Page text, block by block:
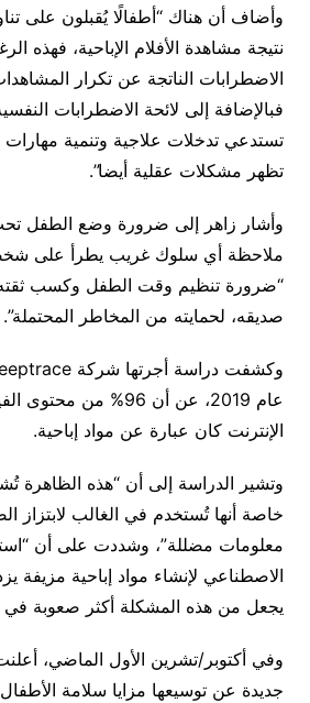
وأضاف أن هناك “أطفالًا يُقبلون على
نتيجة مشاهدة الأفلام الإباحية، فهذه
الاضطرابات الناتجة عن تكرار
فبالإضافة إلى لائحة الاضطرابات
تستدعي تدخلات علاجية وتنمية
تظهر مشكلات عقلية أيضا”.
وأشار زاهر إلى ضرورة وضع الطفل
ملاحظة أي سلوك غريب يطرأ على
“ضرورة تنظيم وقت الطفل وكسب
صديقه، لحمايته من المخاطر المحتملة”.
عام 2019، عن أن 96% من
الإنترنت كان عبارة عن مواد إباحية.
وتشير الدراسة إلى أن “هذه الظاهرة
خاصة أنها تُستخدم في الغالب لابتزاز
معلومات مضللة”، وشددت على أن
الاصطناعي لإنشاء مواد إباحية مزيفة
يجعل من هذه المشكلة أكثر صعوبة في
وفي أكتوبر/تشرين الأول الماضي،
جديدة عن توسيعها مزايا سلامة